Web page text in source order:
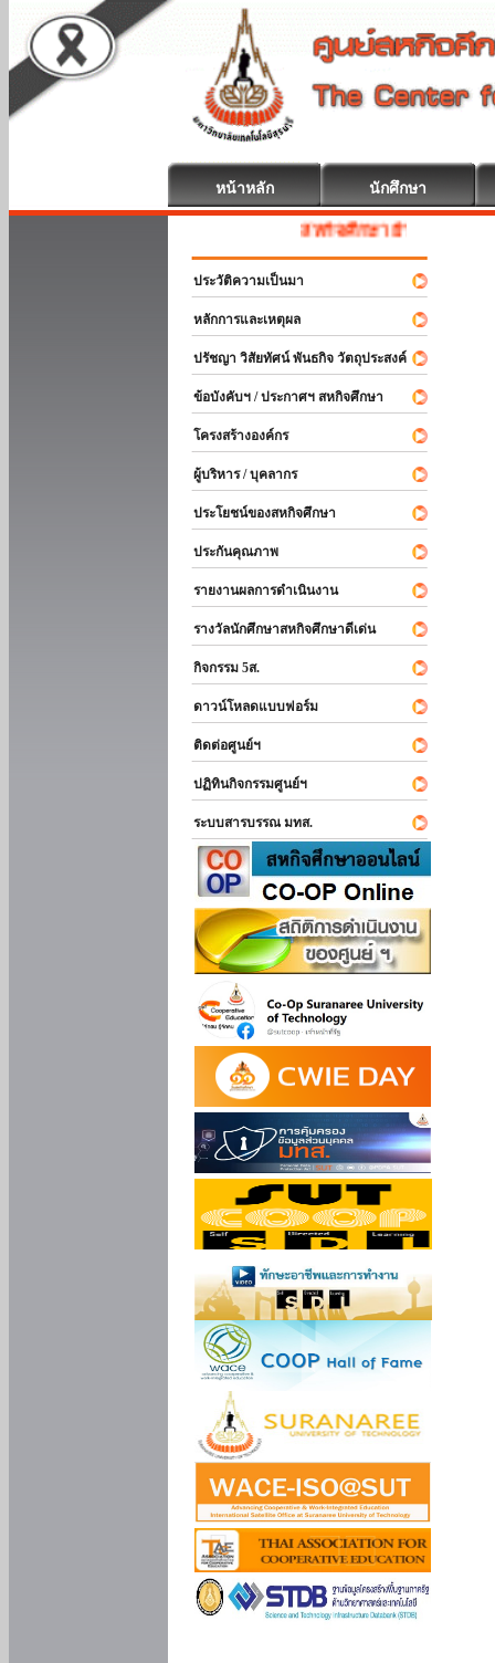
หน้าหลัก นักศึกษา
สหกิจศึกษา ยินดีต้อนรับ
ประวัติความเป็นมา
หลักการและเหตุผล
ปรัชญา วิสัยทัศน์ พันธกิจ วัตถุประสงค์
ข้อบังคับฯ / ประกาศฯ สหกิจศึกษา
โครงสร้างองค์กร
ผู้บริหาร / บุคลากร
ประโยชน์ของสหกิจศึกษา
ประกันคุณภาพ
รายงานผลการดำเนินงาน
รางวัลนักศึกษาสหกิจศึกษาดีเด่น
กิจกรรม 5ส.
ดาวน์โหลดแบบฟอร์ม
ติดต่อศูนย์ฯ
ปฏิทินกิจกรรมศูนย์ฯ
ระบบสารบรรณ มทส.